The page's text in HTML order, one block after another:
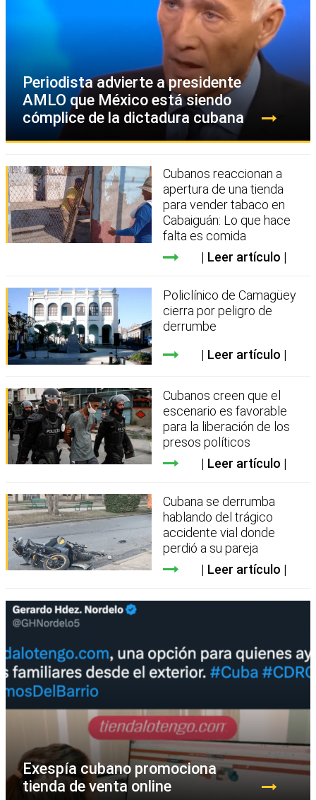
Periodista advierte a presidente
AMLO que México está siendo
cómplice de la dictadura cubana
Cubanos reaccionan a
apertura de una tienda
para vender tabaco en
Cabaiguán: Lo que hace
falta es comida
Leer artículo
Policlínico de Camagüey
cierra por peligro de
derrumbe
Leer artículo
Cubanos creen que el
escenario es favorable
para la liberación de los
presos políticos
Leer artículo
Cubana se derrumba
hablando del trágico
accidente vial donde
perdió a su pareja
Leer artículo
Exespía cubano promociona
tienda de venta online